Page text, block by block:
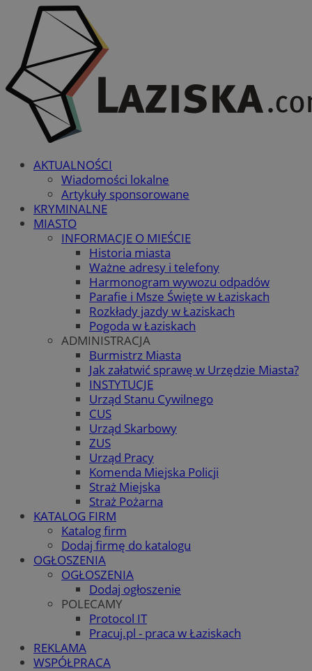
AKTUALNOŚCI
Wiadomości lokalne
Artykuły sponsorowane
KRYMINALNE
MIASTO
INFORMACJE O MIEŚCIE
Historia miasta
Ważne adresy i telefony
Harmonogram wywozu odpadów
Parafie i Msze Święte w Łaziskach
Rozkłady jazdy w Łaziskach
Pogoda w Łaziskach
ADMINISTRACJA
Burmistrz Miasta
Jak załatwić sprawę w Urzędzie Miasta?
INSTYTUCJE
Urząd Stanu Cywilnego
CUS
Urząd Skarbowy
ZUS
Urząd Pracy
Komenda Miejska Policji
Straż Miejska
Straż Pożarna
KATALOG FIRM
Katalog firm
Dodaj firmę do katalogu
OGŁOSZENIA
OGŁOSZENIA
Dodaj ogłoszenie
POLECAMY
Protocol IT
Pracuj.pl - praca w Łaziskach
REKLAMA
WSPÓŁPRACA